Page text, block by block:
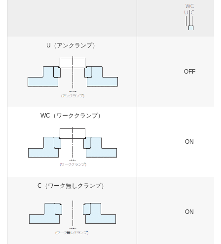
U（アンクランプ）
OFF
WC（ワーククランプ）
ON
C（ワーク無しクランプ）
ON